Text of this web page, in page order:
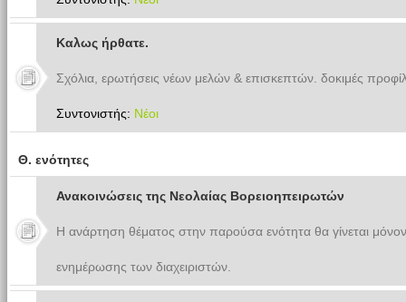
Καλως ήρθατε.
Σχόλια, ερωτήσεις νέων μελών & επισκεπτών. δοκιμές
Συντονιστής: Νέοι
Θ. ενότητες
Ανακοινώσεις της Νεολαίας Βορειοηπειρωτών
Η ανάρτηση θέματος στην παρούσα ενότητα θα γίνεται
ενημέρωσης των διαχειριστών.